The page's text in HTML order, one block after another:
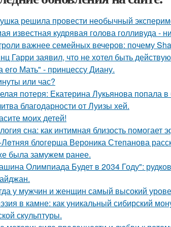
решила провести необычный
известная кудрявая голова голливуда -
важнее семейных вечеров: почему
Гарри заявил, что не хотел быть
его Мать" - принцессу Диану.
или час?
потеря: Екатерина Лукьянова попала
благодарности от Луизы хей.
моих детей!
сна: как интимная близость помогает
блoгерша Вероника Степанова
была замужем ранее.
Олимпиада Будет в 2034 Году":
у мужчин и женщин самый высокий
в камне: как уникальный сибирский
скульптуры.